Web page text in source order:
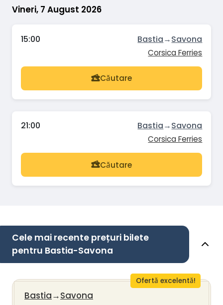
Vineri, 7 August 2026
15:00 Bastia→Savona
Corsica Ferries
Căutare
21:00 Bastia→Savona
Corsica Ferries
Căutare
Cele mai recente prețuri bilete
pentru Bastia-Savona
Ofertă excelentă!
Bastia→Savona